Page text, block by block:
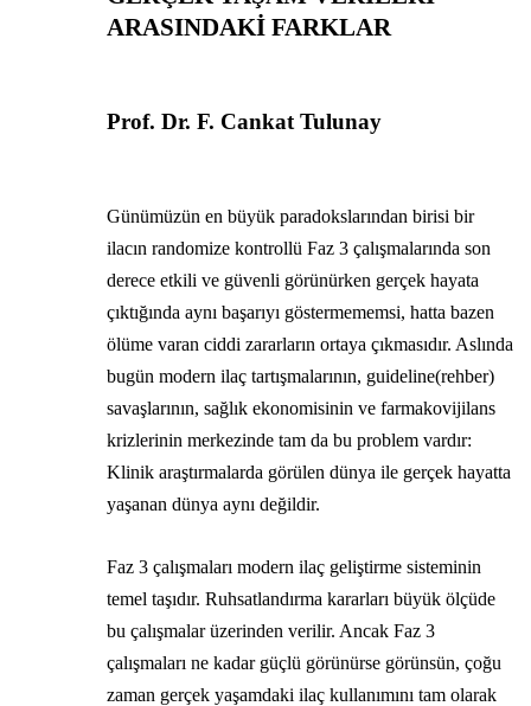
ARASINDAKİ FARKLAR
Prof. Dr. F. Cankat Tulunay
Günümüzün en büyük paradokslarından birisi bir
ilacın randomize kontrollü Faz 3 çalışmalarında son
derece etkili ve güvenli görünürken gerçek hayata
çıktığında aynı başarıyı göstermememsi, hatta bazen
ölüme varan ciddi zararların ortaya çıkmasıdır. Aslında
bugün modern ilaç tartışmalarının, guideline(rehber)
savaşlarının, sağlık ekonomisinin ve farmakovijilans
krizlerinin merkezinde tam da bu problem vardır:
Klinik araştırmalarda görülen dünya ile gerçek hayatta
yaşanan dünya aynı değildir.
Faz 3 çalışmaları modern ilaç geliştirme sisteminin
temel taşıdır. Ruhsatlandırma kararları büyük ölçüde
bu çalışmalar üzerinden verilir. Ancak Faz 3
çalışmaları ne kadar güçlü görünürse görünsün, çoğu
zaman gerçek yaşamdaki ilaç kullanımını tam olarak